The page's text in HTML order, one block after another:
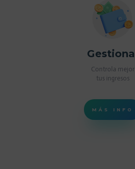
Gestiona
Controla mejor
tus ingresos
MÁS INFO